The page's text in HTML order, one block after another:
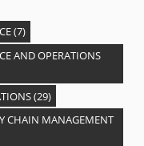
(7)
AND OPERATIONS
(29)
CHAIN MANAGEMENT